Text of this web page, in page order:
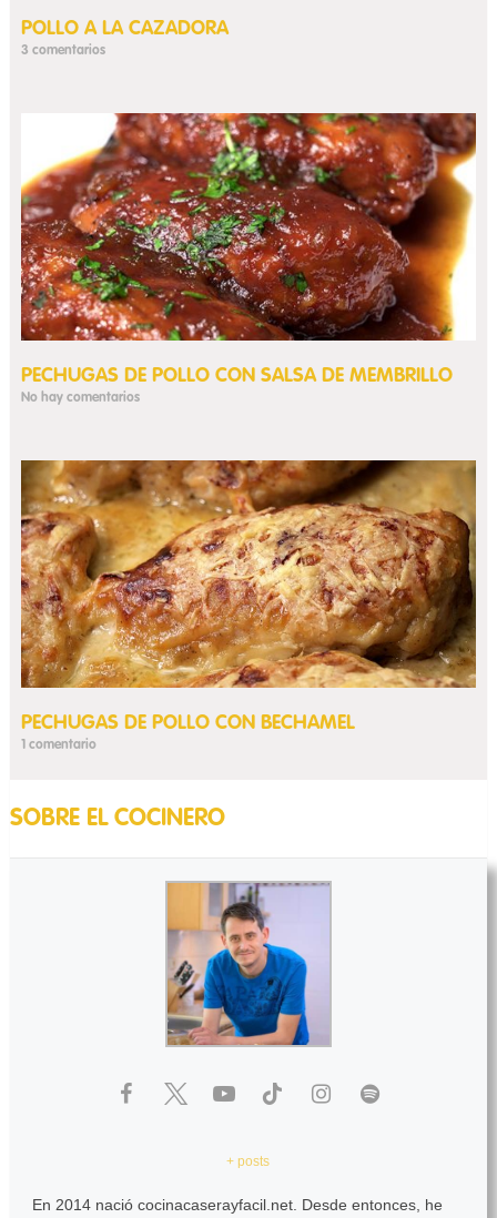
POLLO A LA CAZADORA
3 comentarios
PECHUGAS DE POLLO CON SALSA DE MEMBRILLO
No hay comentarios
PECHUGAS DE POLLO CON BECHAMEL
1 comentario
SOBRE EL COCINERO
+ posts
En 2014 nació cocinacaserayfacil.net. Desde entonces, he